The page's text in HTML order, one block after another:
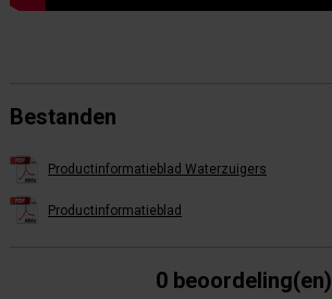
Bestanden
Productinformatieblad Waterzuigers
Productinformatieblad
0 beoordeling(en)